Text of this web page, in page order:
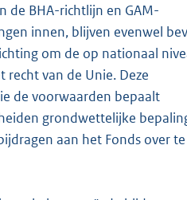
de BHA-richtlijn en GAM-
innen, blijven evenwel
om de op nationaal
van de Unie. Deze
de voorwaarden bepaalt
grondwettelijke
aan het Fonds over te